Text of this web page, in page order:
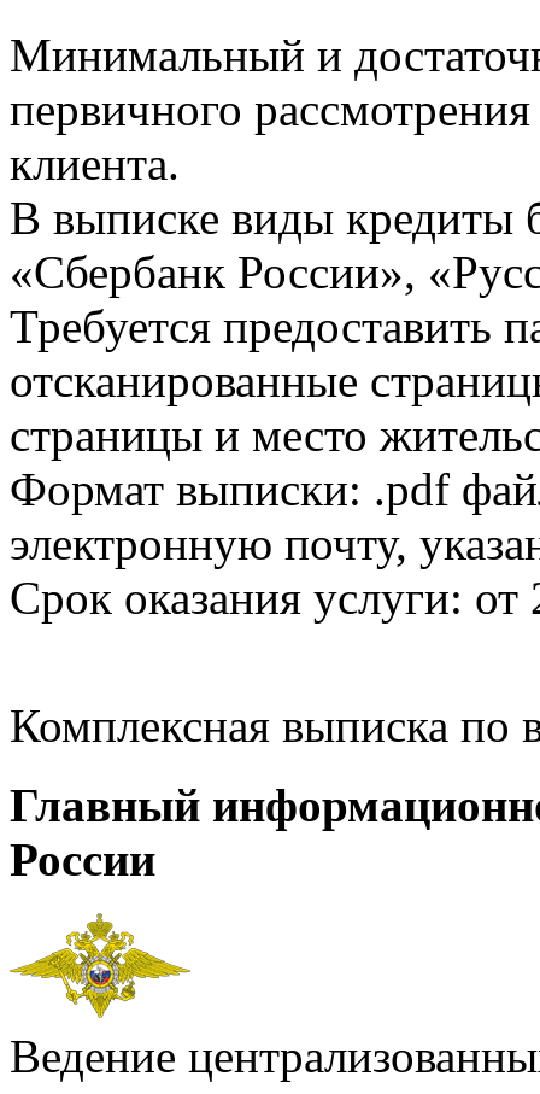
Минимальный и
первичного
клиента.
В выписке виды кредиты
«Сбербанк России»,
Требуется предоставить
отсканированные
страницы и место
Формат выписки: .pdf
электронную почту,
Срок оказания услуги: от
Комплексная выписка
Главный
России
Ведение